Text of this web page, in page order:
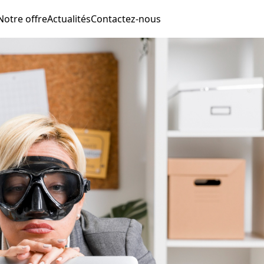
offreActualitésContactez-nous